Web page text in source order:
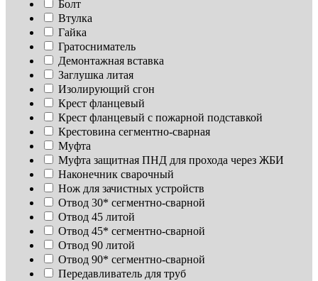
Болт
Втулка
Гайка
Гратосниматель
Демонтажная вставка
Заглушка литая
Изoлирующий сгон
Крест фланцевый
Крест фланцевый с пожарной подставкой
Крестовина сегментно-сварная
Муфта
Муфта защитная ПНД для прохода через ЖБИ
Наконечник сварочный
Нож для зачистных устройств
Отвод 30* сегментно-сварной
Отвод 45 литой
Отвод 45* сегментно-сварной
Отвод 90 литой
Отвод 90* сегментно-сварной
Передавливатель для труб